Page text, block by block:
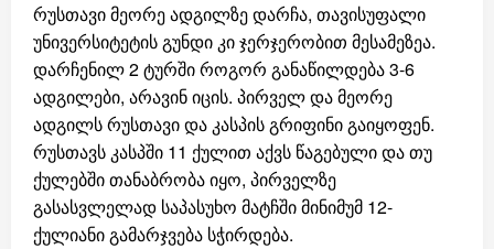
რუსთავი მეორე ადგილზე დარჩა, თავისუფალი
უნივერსიტეტის გუნდი კი ჯერჯერობით მესამეზეა.
დარჩენილ 2 ტურში როგორ განაწილდება 3-6
ადგილები, არავინ იცის. პირველ და მეორე
ადგილს რუსთავი და კასპის გრიფინი გაიყოფენ.
რუსთავს კასპში 11 ქულით აქვს წაგებული და თუ
ქულებში თანაბრობა იყო, პირველზე
გასასვლელად საპასუხო მატჩში მინიმუმ 12-
ქულიანი გამარჯვება სჭირდება.